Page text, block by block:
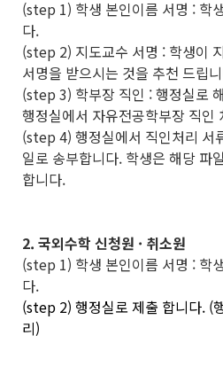
(step 1) 학생 본인이름 서명 : 학
다.
(step 2) 지도교수 서명 : 학생이
서명을 받으시는 것을 추천 드립
(step 3) 학부장 직인 : 행정실로
행정실에서 자유전공학부장 직인
(step 4) 행정실에서 직인처리 서
일로 송부합니다. 학생은 해당 파
합니다.
2. 국외수학 신청원 · 취소원
(step 1) 학생 본인이름 서명 : 학
다.
(step 2) 행정실로 제출 합니다. (
리)